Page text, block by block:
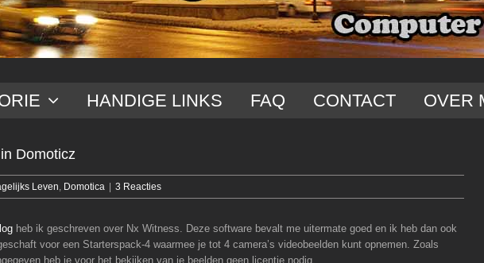
HANDIGE LINKS FAQ CONTACT OVER
Domoticz
Leven, Domotica 3 Reacties
heb ik geschreven over Nx Witness. Deze software bevalt me uitermate goed en ik heb dan ook
voor een Starterspack-4 waarmee je tot 4 camera’s videobeelden kunt opnemen. Zoals
heb je voor het bekijken van je beelden geen licentie nodig.